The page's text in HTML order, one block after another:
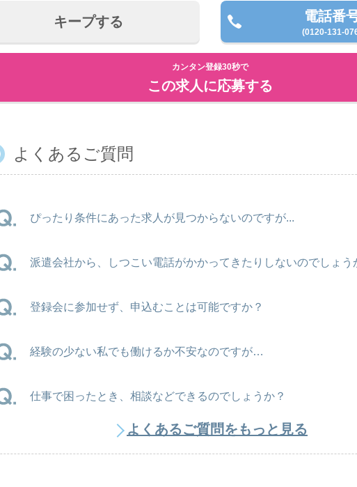
キープする 電話番
(0120-131-
カンタン登録30秒で
この求人に応募する
よくあるご質問
ぴったり条件にあった求人が見つからないのですが...
派遣会社から、しつこい電話がかかってきたりしないのでしょう
登録会に参加せず、申込むことは可能ですか？
経験の少ない私でも働けるか不安なのですが…
仕事で困ったとき、相談などできるのでしょうか？
よくあるご質問をもっと見る